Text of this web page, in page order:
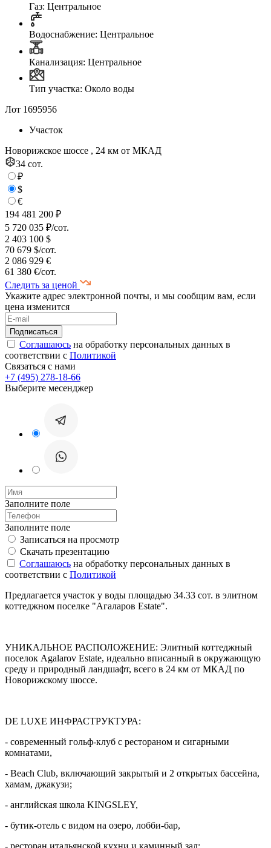
Газ: Центральное
Водоснабжение: Центральное
Канализация: Центральное
Тип участка: Около воды
Лот 1695956
Участок
Новорижское шоссе , 24 км от МКАД
34 сот.
₽
$
€
194 481 200 ₽
5 720 035 ₽/сот.
2 403 100 $
70 679 $/сот.
2 086 929 €
61 380 €/сот.
Следить за ценой
Укажите адрес электронной почты, и мы сообщим вам, если
цена изменится
Соглашаюсь на обработку персональных данных в
соответствии с Политикой
Связаться с нами
+7 (495) 278-18-66
Выберите месенджер
Заполните поле
Заполните поле
Записаться на просмотр
Скачать презентацию
Соглашаюсь на обработку персональных данных в
соответствии с Политикой
Предлагается участок у воды площадью 34.33 сот. в элитном
коттеджном поселке "Агаларов Estate".
УНИКАЛЬНОЕ РАСПОЛОЖЕНИЕ: Элитный коттеджный
поселок Agalarov Estate, идеально вписанный в окружающую
среду и природный ландшафт, всего в 24 км от МКАД по
Новорижскому шоссе.
DE LUXE ИНФРАСТРУКТУРА:
- современный гольф-клуб с рестораном и сигарными
комнатами,
- Beach Club, включающий закрытый и 2 открытых бассейна,
хамам, джакузи;
- английская школа KINGSLEY,
- бутик-отель с видом на озеро, лобби-бар,
- ресторан итальянской кухни и каминный зал;